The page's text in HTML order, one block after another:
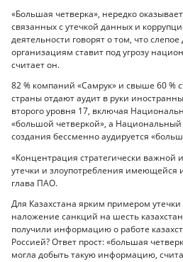
«Большая четверка», нередко
связанных с утечкой данных и
деятельности говорят о том, что
организациям ставит под угрозу
считает он.
82 % компаний «Самрук» и свыше 60 %
страны отдают аудит в руки
второго уровня 17, включая
«большой четверкой», а
создания бессменно аудируется
«Концентрация стратегически важной
утечки и злоупотребления
глава ПАО.
Для Казахстана ярким примером
наложение санкций на шесть
получили информацию о работе
Россией? Ответ прост: «большая
могла добыть такую информацию,